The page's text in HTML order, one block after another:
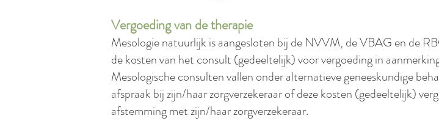
Vergoeding van de therapie
Mesologie natuurlijk is aangesloten bij de NVVM, de VBAG en de
de kosten van het consult (gedeeltelijk) voor vergoeding in
Mesologische consulten vallen onder alternatieve geneeskundige
afspraak bij zijn/haar zorgverzekeraar of deze kosten (gedeeltelijk)
afstemming met zijn/haar zorgverzekeraar.